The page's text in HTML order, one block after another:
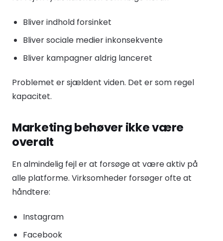
Bliver indhold forsinket
Bliver sociale medier inkonsekvente
Bliver kampagner aldrig lanceret
Problemet er sjældent viden. Det er som regel
kapacitet.
Marketing behøver ikke være
overalt
En almindelig fejl er at forsøge at være aktiv på
alle platforme. Virksomheder forsøger ofte at
håndtere:
Instagram
Facebook